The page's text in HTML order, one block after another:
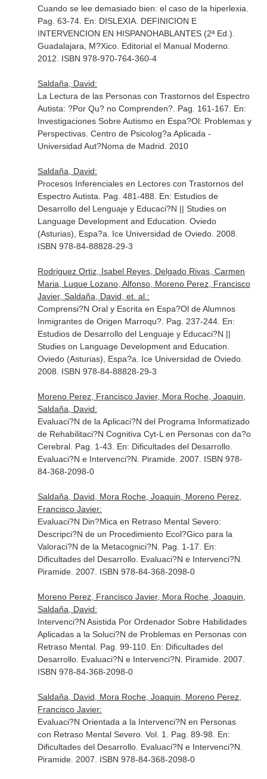
Cuando se lee demasiado bien: el caso de la hiperlexia.
Pag. 63-74. En: DISLEXIA. DEFINICION E
INTERVENCION EN HISPANOHABLANTES (2ª Ed.)
Guadalajara, M?Xico. Editorial el Manual Moderno.
2012. ISBN 978-970-764-360-4
Saldaña, David:
La Lectura de las Personas con Trastornos del Espectro
Autista: ?Por Qu? no Comprenden?. Pag. 161-167. En:
Investigaciones Sobre Autismo en Espa?Ol: Problemas y
Perspectivas. Centro de Psicolog?a Aplicada -
Universidad Aut?Noma de Madrid. 2010
Saldaña, David:
Procesos Inferenciales en Lectores con Trastornos del
Espectro Autista. Pag. 481-488. En: Estudios de
Desarrollo del Lenguaje y Educaci?N || Studies on
Language Development and Education . Oviedo
(Asturias), Espa?a. Ice Universidad de Oviedo. 2008.
ISBN 978-84-88828-29-3
Rodriguez Ortiz, Isabel Reyes, Delgado Rivas, Carmen
Maria, Luque Lozano, Alfonso, Moreno Perez, Francisco
Javier, Saldaña, David, et. al.:
Comprensi?N Oral y Escrita en Espa?Ol de Alumnos
Inmigrantes de Origen Marroqu?. Pag. 237-244. En:
Estudios de Desarrollo del Lenguaje y Educaci?N ||
Studies on Language Development and Education
Oviedo (Asturias), Espa?a. Ice Universidad de Oviedo.
2008. ISBN 978-84-88828-29-3
Moreno Perez, Francisco Javier, Mora Roche, Joaquin,
Saldaña, David:
Evaluaci?N de la Aplicaci?N del Programa Informatizado
de Rehabilitaci?N Cognitiva Cyt-L en Personas con da?o
Cerebral. Pag. 1-43. En: Dificultades del Desarrollo.
Evaluaci?N e Intervenci?N . Piramide. 2007. ISBN 978-
84-368-2098-0
Saldaña, David, Mora Roche, Joaquin, Moreno Perez,
Francisco Javier:
Evaluaci?N Din?Mica en Retraso Mental Severo:
Descripci?N de un Procedimiento Ecol?Gico para la
Valoraci?N de la Metacognici?N. Pag. 1-17. En:
Dificultades del Desarrollo. Evaluaci?N e Intervenci?N
Piramide. 2007. ISBN 978-84-368-2098-0
Moreno Perez, Francisco Javier, Mora Roche, Joaquin,
Saldaña, David:
Intervenci?N Asistida Por Ordenador Sobre Habilidades
Aplicadas a la Soluci?N de Problemas en Personas con
Retraso Mental. Pag. 99-110. En: Dificultades del
Desarrollo. Evaluaci?N e Intervenci?N . Piramide. 2007.
ISBN 978-84-368-2098-0
Saldaña, David, Mora Roche, Joaquin, Moreno Perez,
Francisco Javier:
Evaluaci?N Orientada a la Intervenci?N en Personas
con Retraso Mental Severo. Vol. 1. Pag. 89-98. En:
Dificultades del Desarrollo. Evaluaci?N e Intervenci?N
Piramide. 2007. ISBN 978-84-368-2098-0